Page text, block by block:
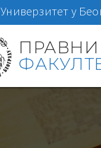
Универзитет у
ПРАВНИ